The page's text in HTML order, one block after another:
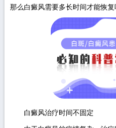
那么白癜风需要多长时间才能恢复
白癜风治疗时间不固定